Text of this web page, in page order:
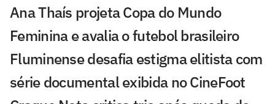
Ana Thaís projeta Copa do Mundo
Feminina e avalia o futebol brasileiro
Fluminense desafia estigma elitista com
série documental exibida no CineFoot